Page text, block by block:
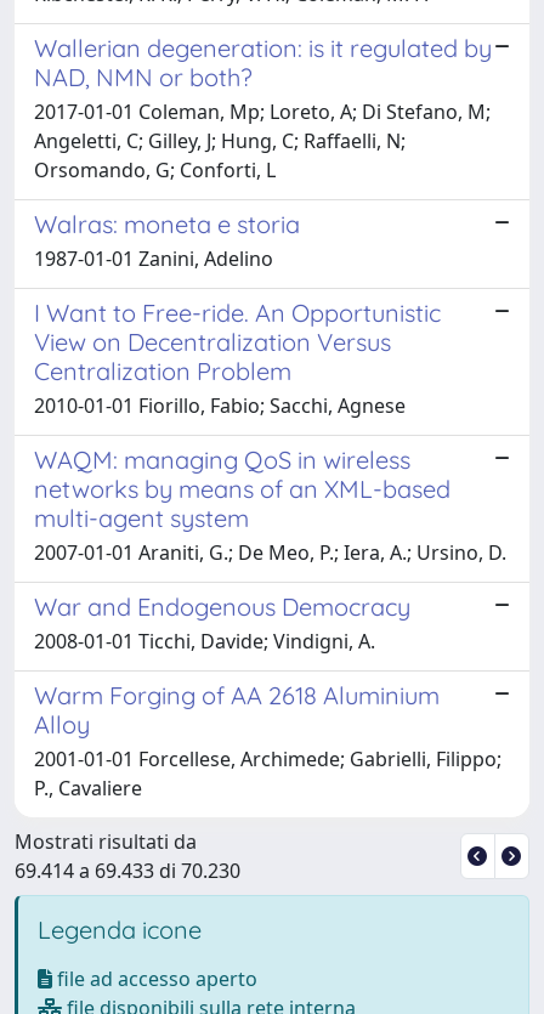
Wallerian degeneration: is it regulated by
NAD, NMN or both?
2017-01-01 Coleman, Mp; Loreto, A; Di Stefano, M;
Angeletti, C; Gilley, J; Hung, C; Raffaelli, N;
Orsomando, G; Conforti, L
Walras: moneta e storia
1987-01-01 Zanini, Adelino
I Want to Free-ride. An Opportunistic
View on Decentralization Versus
Centralization Problem
2010-01-01 Fiorillo, Fabio; Sacchi, Agnese
WAQM: managing QoS in wireless
networks by means of an XML-based
multi-agent system
2007-01-01 Araniti, G.; De Meo, P.; Iera, A.; Ursino, D.
War and Endogenous Democracy
2008-01-01 Ticchi, Davide; Vindigni, A.
Warm Forging of AA 2618 Aluminium
Alloy
2001-01-01 Forcellese, Archimede; Gabrielli, Filippo;
P., Cavaliere
Mostrati risultati da
69.414 a 69.433 di 70.230
Legenda icone
file ad accesso aperto
file disponibili sulla rete interna